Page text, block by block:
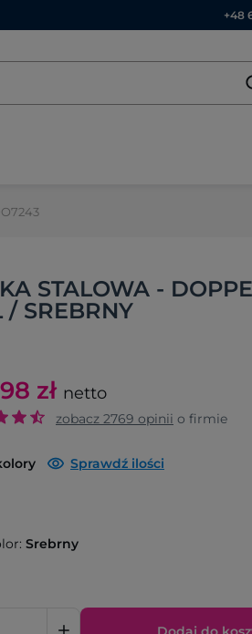
+48
STALOWA -
SREBRNY
zł netto
zobacz 2769 opinii o firmie
Sprawdź ilości
Srebrny